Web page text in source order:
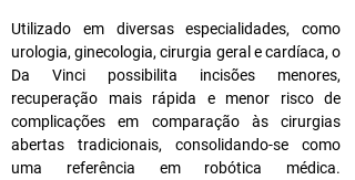
Utilizado em diversas especialidades, como
urologia, ginecologia, cirurgia geral e cardíaca, o
Da Vinci possibilita incisões menores,
recuperação mais rápida e menor risco de
complicações em comparação às cirurgias
abertas tradicionais, consolidando-se como
uma referência em robótica médica.